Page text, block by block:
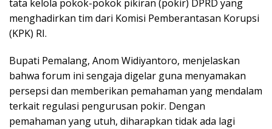
tata kelola pokok-pokok pikiran (pokir) DPRD yang
menghadirkan tim dari Komisi Pemberantasan Korupsi
(KPK) RI.
Bupati Pemalang, Anom Widiyantoro, menjelaskan
bahwa forum ini sengaja digelar guna menyamakan
persepsi dan memberikan pemahaman yang mendalam
terkait regulasi pengurusan pokir. Dengan
pemahaman yang utuh, diharapkan tidak ada lagi